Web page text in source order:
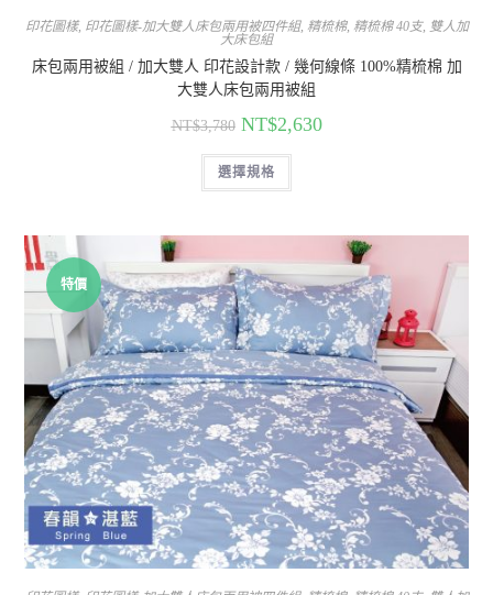
印花圖樣, 印花圖樣-加大雙人床包兩用被四件組, 精梳棉, 精梳棉 40支, 雙人加
大床包組
床包兩用被組 / 加大雙人 印花設計款 / 幾何線條 100%精梳棉 加
大雙人床包兩用被組
NT$3,780 NT$2,630
選擇規格
特價